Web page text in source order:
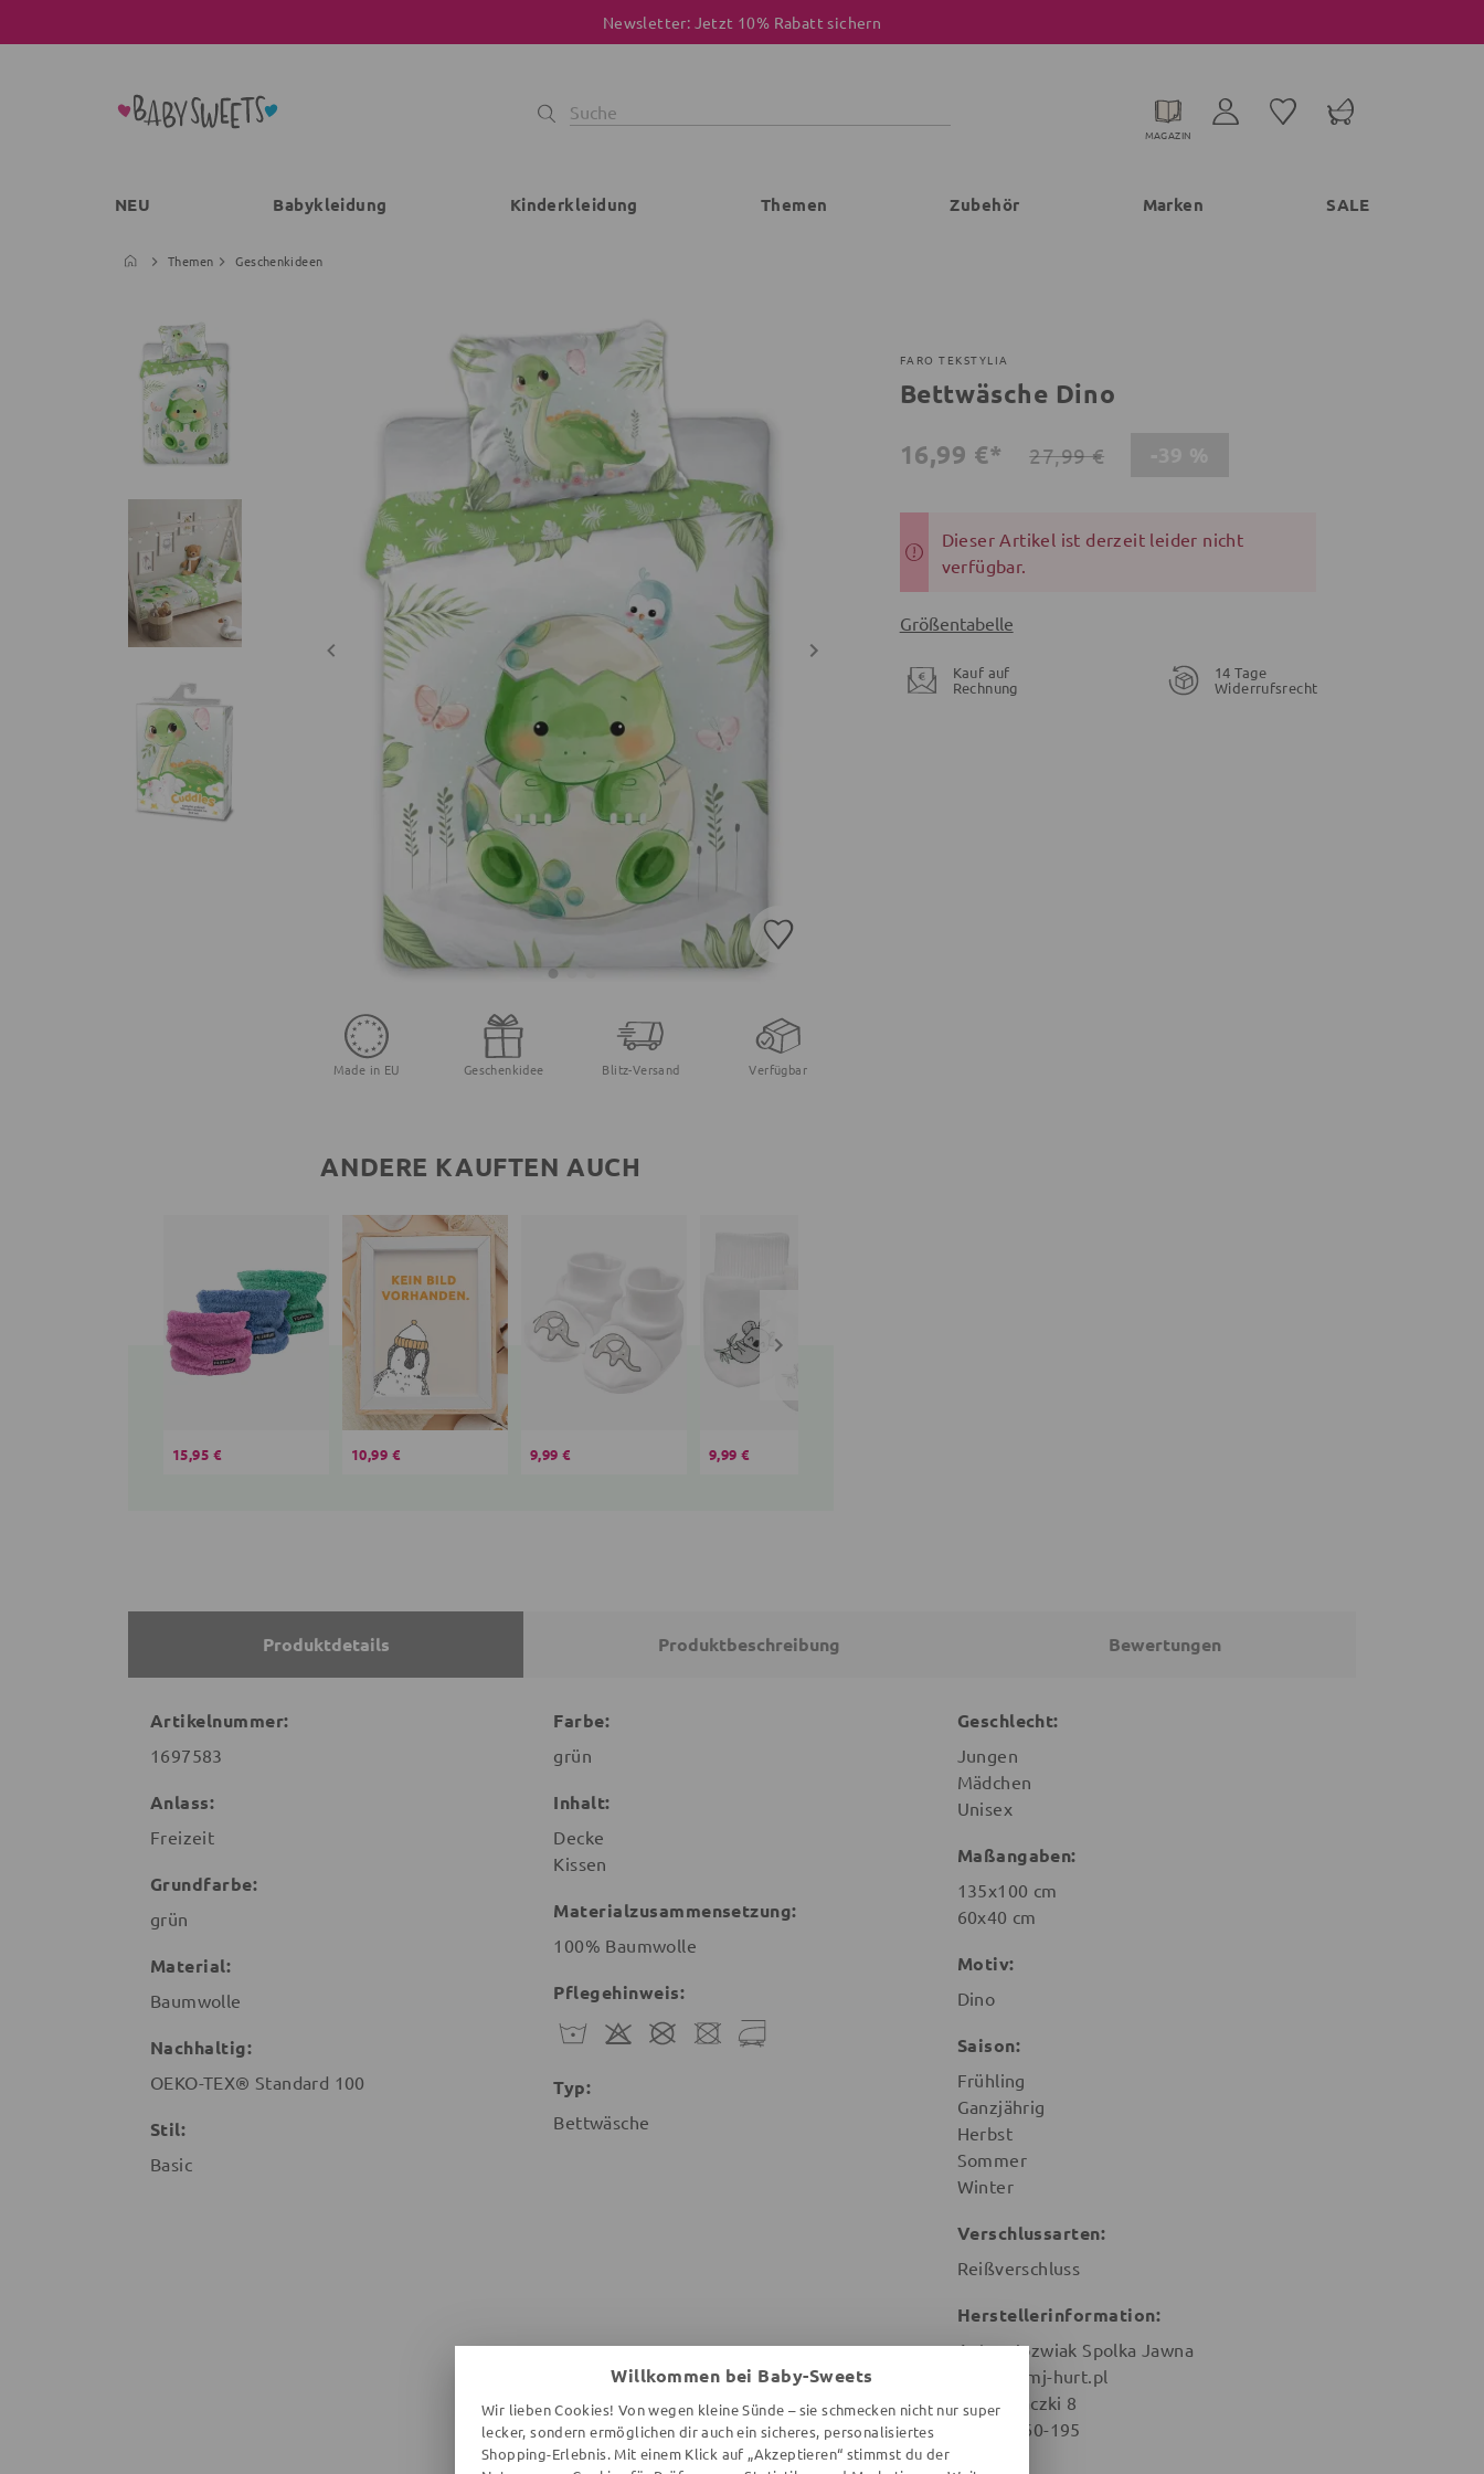
Newsletter: Jetzt 10% Rabatt sichern
MAGAZIN
NEU Babykleidung Kinderkleidung Themen Zubehör Marken SALE
Themen Geschenkideen
Made in EU Geschenkidee Blitz-Versand Verfügbar
ANDERE KAUFTEN AUCH
15,95 € 10,99 € 9,99 € 9,99 €
FARO TEKSTYLIA
Bettwäsche Dino
16,99 €*
27,99 €
Dieser Artikel ist derzeit leider nicht
verfügbar.
Größentabelle
Kauf auf
Rechnung
14 Tage
Widerrufsrecht
Produktdetails Produktbeschreibung Bewertungen
Artikelnummer:
1697583
Anlass:
Freizeit
Grundfarbe:
grün
Material:
Baumwolle
Nachhaltig:
OEKO-TEX® Standard 100
Stil:
Basic
Farbe:
grün
Inhalt:
Decke
Kissen
Materialzusammensetzung:
100% Baumwolle
Pflegehinweis:
Typ:
Bettwäsche
Geschlecht:
Jungen
Mädchen
Unisex
Maßangaben:
135x100 cm
60x40 cm
Motiv:
Dino
Saison:
Frühling
Ganzjährig
Herbst
Sommer
Winter
Verschlussarten:
Reißverschluss
Herstellerinformation:
Aptex Jozwiak Spolka Jawna
biuro@amj-hurt.pl
Zlotej Kaczki 8
Poznan 60-195
Willkommen bei Baby-Sweets
Wir lieben Cookies! Von wegen kleine Sünde – sie schmecken nicht nur super
lecker, sondern ermöglichen dir auch ein sicheres, personalisiertes
Shopping-Erlebnis. Mit einem Klick auf „Akzeptieren“ stimmst du der